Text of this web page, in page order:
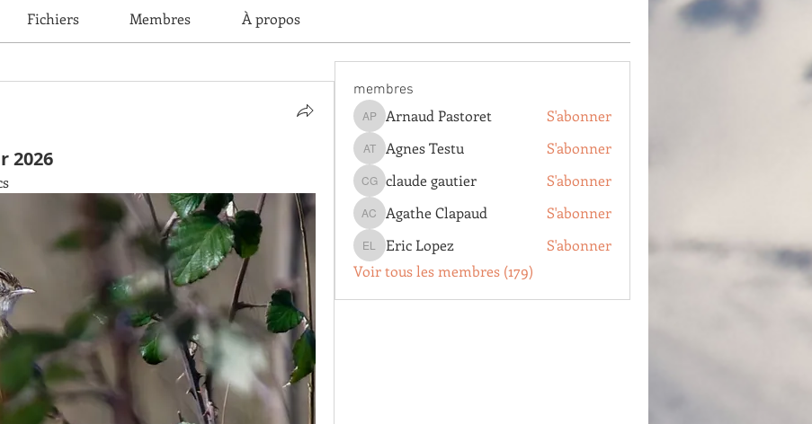
Fichiers Membres À propos
2026
membres
Arnaud Pastoret
Arnaud Pastoret S'abonner
Agnes Testu
Agnes Testu S'abonner
claude gautier
claude gautier S'abonner
Agathe Clapaud
Agathe Clapaud S'abonner
Eric Lopez
Eric Lopez
S'abonner
Voir tous les membres (179)